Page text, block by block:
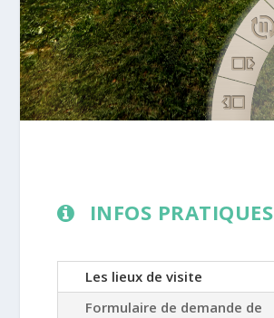
INFOS PRATIQUES
Les lieux de visite
Formulaire de demande de